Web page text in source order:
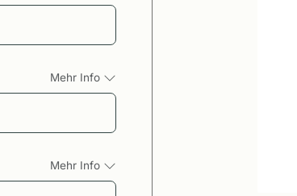
Mehr Info
Mehr Info